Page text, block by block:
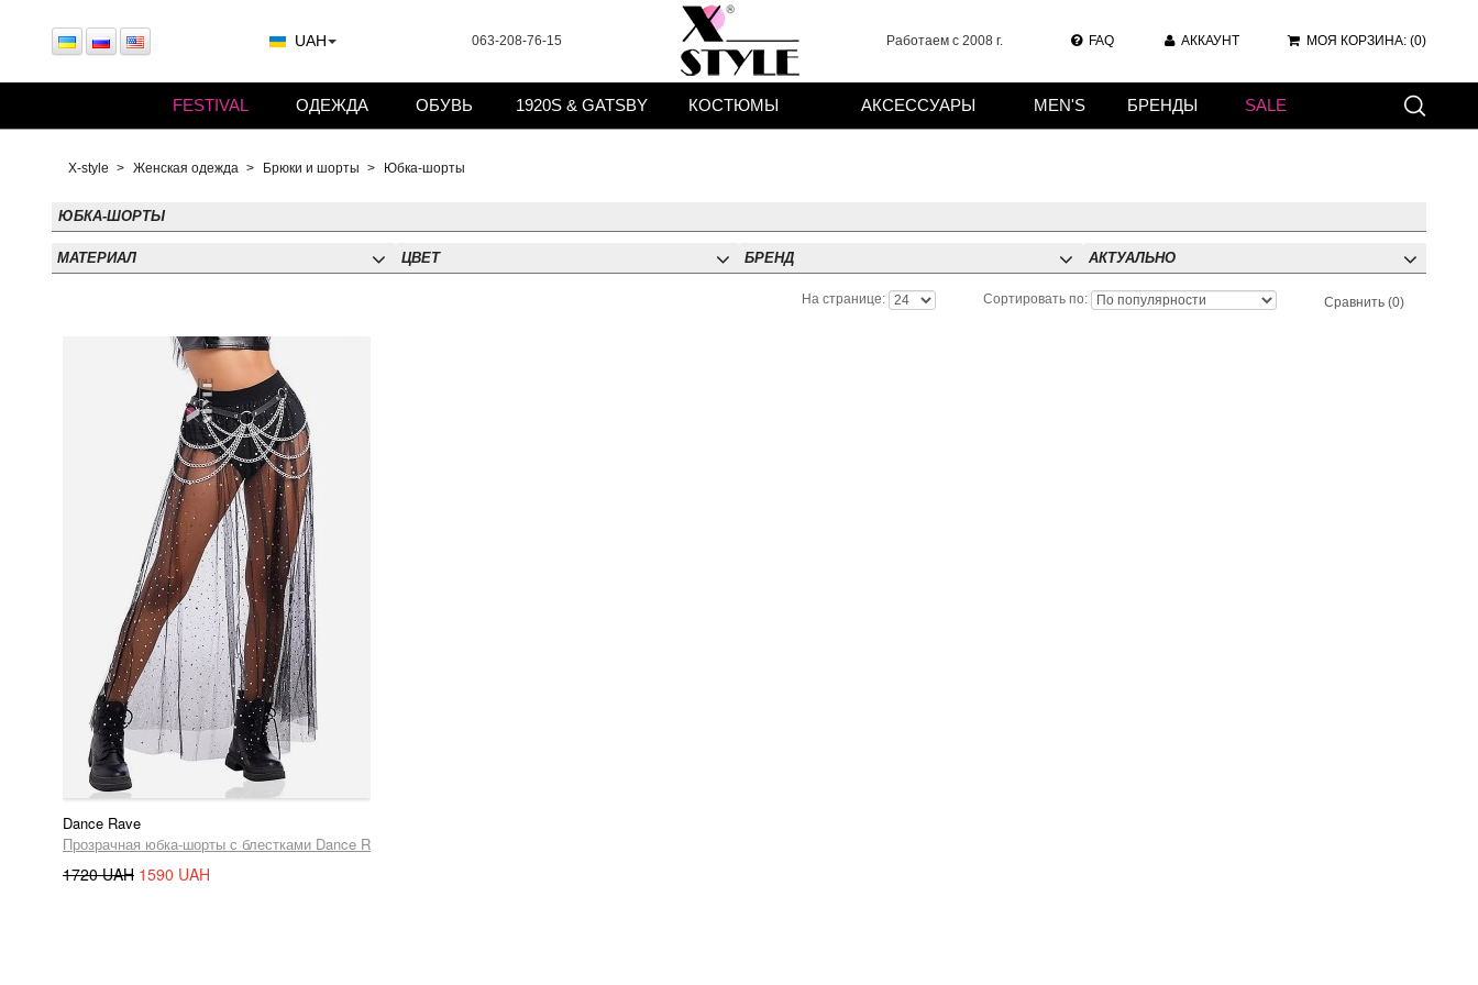
UAH 063-208-76-15 Работаем с 2008 г. FAQ АККАУНТ МОЯ КОРЗИНА: (0)
X-style Женская одежда Брюки и шорты Юбка-шорты
ЮБКА-ШОРТЫ
МАТЕРИАЛ ЦВЕТ БРЕНД АКТУАЛЬНО
На странице: Сортировать по: Сравнить (0)
Dance Rave
Прозрачная юбка-шорты с блестками Dance Rave
1720 UAH 1590 UAH
FESTIVAL ОДЕЖДА ОБУВЬ 1920S & GATSBY КОСТЮМЫ АКСЕССУАРЫ MEN'S БРЕНДЫ SALE